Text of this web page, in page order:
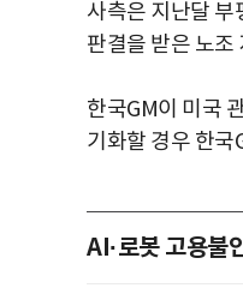
사측은 지난달 부
판결을 받은 노조
한국GM이 미국
기화할 경우 한국
AI·로봇 고용불